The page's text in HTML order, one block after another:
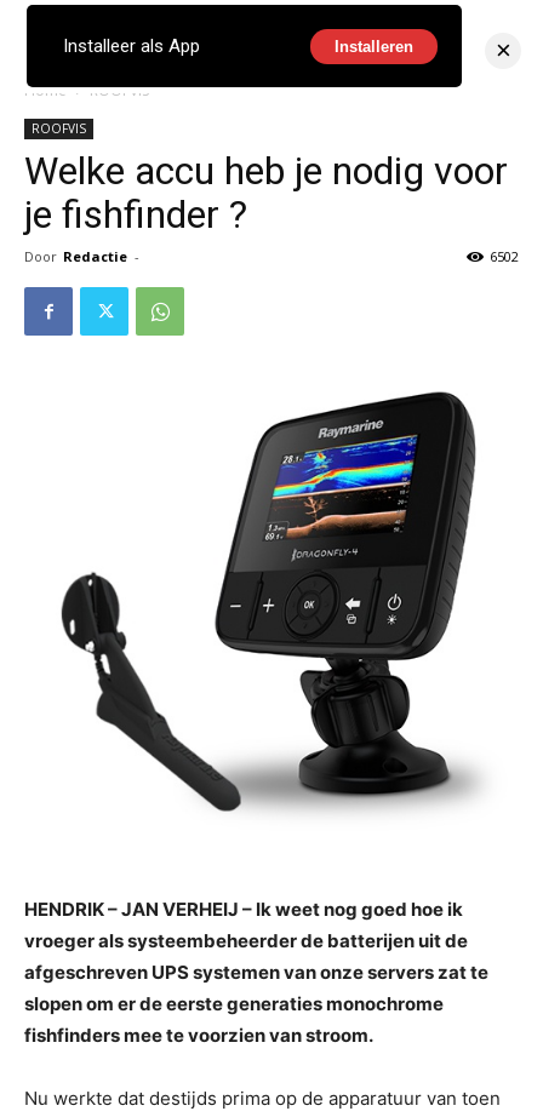
Home ROOFVIS
ROOFVIS
Welke accu heb je nodig voor
je fishfinder ?
Door Redactie - 6502
HENDRIK – JAN VERHEIJ – Ik weet nog goed hoe ik
vroeger als systeembeheerder de batterijen uit de
afgeschreven UPS systemen van onze servers zat te
slopen om er de eerste generaties monochrome
fishfinders mee te voorzien van stroom.
Nu werkte dat destijds prima op de apparatuur van toen
Installeer als App Installeren ×